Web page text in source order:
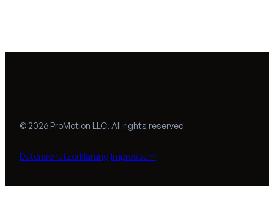
© 2026 ProMotion LLC. All rights reserved
Datenschutzerklärung Impressum